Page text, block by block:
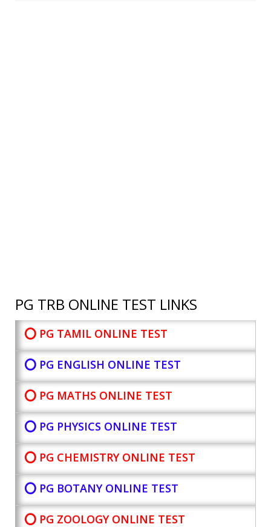
PG TRB ONLINE TEST LINKS
⭕ PG TAMIL ONLINE TEST
⭕ PG ENGLISH ONLINE TEST
⭕ PG MATHS ONLINE TEST
⭕ PG PHYSICS ONLINE TEST
⭕ PG CHEMISTRY ONLINE TEST
⭕ PG BOTANYONLINE TEST
⭕ PG ZOOLOGY ONLINE TEST